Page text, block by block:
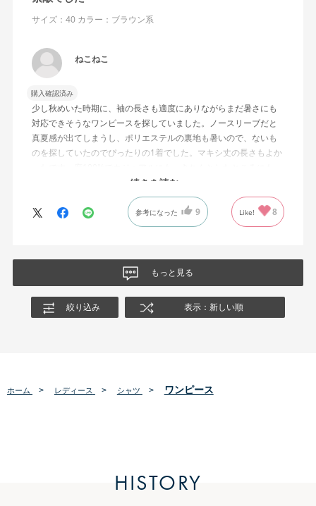
サイズ：40 カラー：ブラウン系
ねこねこ
購入確認済み
少し秋めいた時期に、袖の長さも適度にありながらまだ暑さにも
対応できそうなワンピースを探していました。ノースリーブだと
真夏感が出てしまうし、ポリエステルの裏地も暑いので、ないも
のを探していたのでぴったりの1着でした。マキシ丈の長さもよか
合わせる小物で対応できるのでよかったです。厚さは普通、これ
以上厚みがあると暑いし、中に手持ちのペチコートを一枚履けば
いいので全く問題ありません。サイズは通常９号と11号の間くら
いですが40でちょうどよかったです。色違い検討しています。
続きを読む
参考になった 9 Like! 8
もっと見る
絞り込み 表示：新しい順
ホーム > レディース > シャツ > ワンピース
HISTORY